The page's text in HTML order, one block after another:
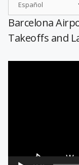
Barcelona
Takeoffs and